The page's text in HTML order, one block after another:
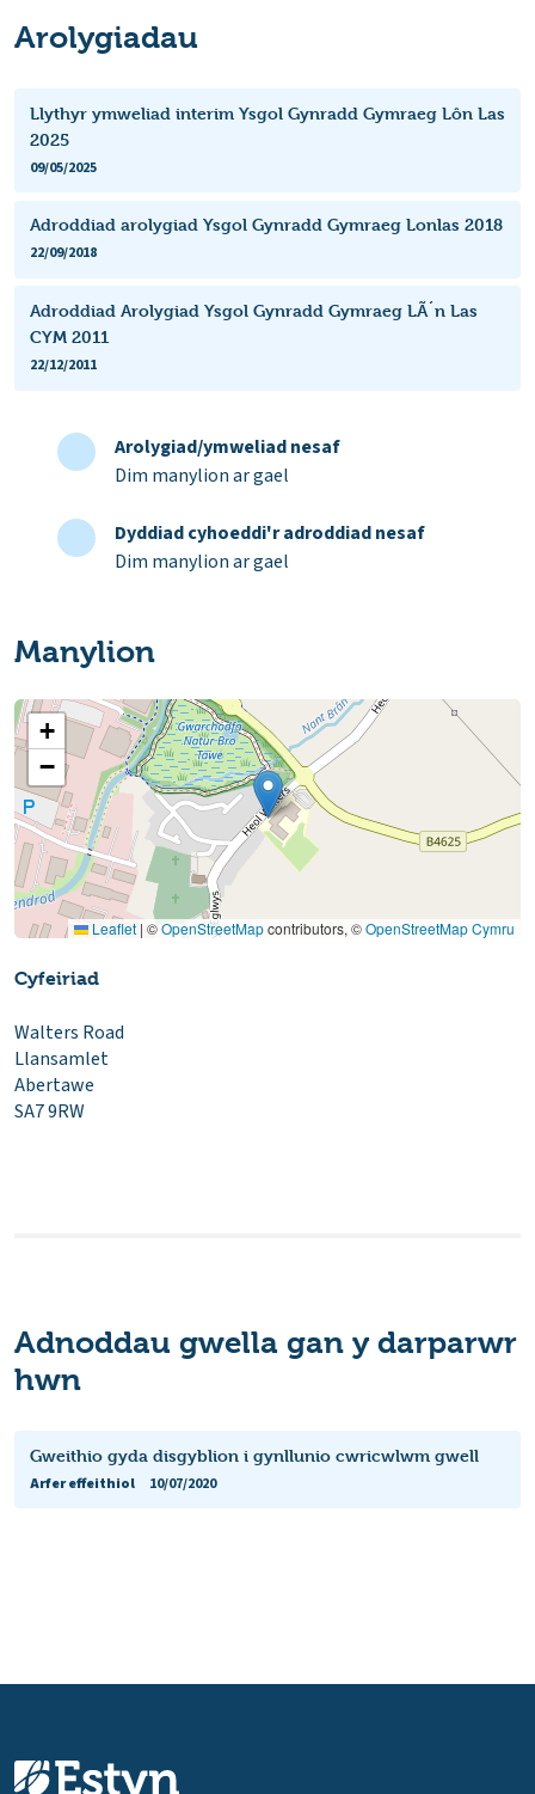
Arolygiadau
Llythyr ymweliad interim Ysgol Gynradd Gymraeg Lôn Las
2025
09/05/2025
Adroddiad arolygiad Ysgol Gynradd Gymraeg Lonlas 2018
22/09/2018
Adroddiad Arolygiad Ysgol Gynradd Gymraeg LÃ´n Las
CYM 2011
22/12/2011
Arolygiad/ymweliad nesaf
Dim manylion ar gael
Dyddiad cyhoeddi'r adroddiad nesaf
Dim manylion ar gael
Manylion
+
−
Leaflet | ©OpenStreetMapcontributors, ©OpenStreetMap Cymru
Cyfeiriad
Walters Road
Llansamlet
Abertawe
SA7 9RW
Adnoddau gwella gan y darparwr
hwn
Gweithio gyda disgyblion i gynllunio cwricwlwm gwell
Arfer effeithiol
10/07/2020